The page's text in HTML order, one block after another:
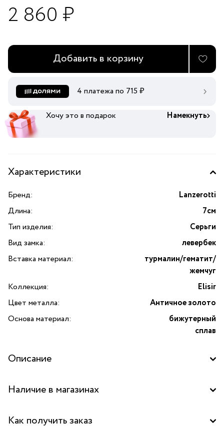
2 860 ₽
Добавить в корзину
4 платежа по 715 ₽
Хочу это в подарок Намекнуть
Характеристики
Бренд:
Lanzerotti
Длина:
7см
Тип изделия:
Серьги
Вид замка:
левербек
Вставка материал:
турмалин/гематит/
жемчуг
Коллекция:
Elisir
Цвет металла:
Античное золото
Основа материал:
бижутерный
сплав
Описание
Коллекция Эликсир — больше, чем украшения. Это
объединяют натуральные турмалин, гематит и жемчуг —
Наличие в магазинах
Центральный склад
Как получить заказ